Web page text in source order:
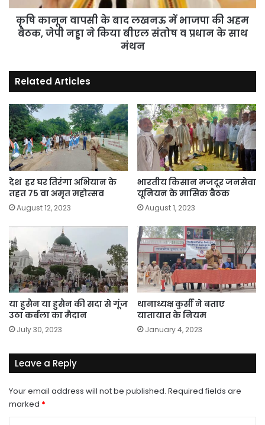
की
अहम
बैठक,
ने
किया
बीएल
संतोष
व
प्रधान
के
साथ
मंथन
कृषि कानून वापसी के बाद लखनऊ में भाजपा की अहम
बैठक, जेपी नड्डा ने किया बीएल संतोष व प्रधान के साथ
मंथन
Related Articles
देश हर घर तिरंगा अभियान के
तहत 75 वा अमृत महोत्सव
August 12, 2023
भारतीय किसान मजदूर जनसेवा
यूनियन के मासिक बैठक
August 1, 2023
या हुसैन या हुसैन की सदा से गूंज
उठा कर्बला का मैदान
July 30, 2023
थानाध्यक्ष कुर्सी ने बताए
यातायात के नियम
January 4, 2023
Leave a Reply
Your email address will not be published. Required fields are
marked *